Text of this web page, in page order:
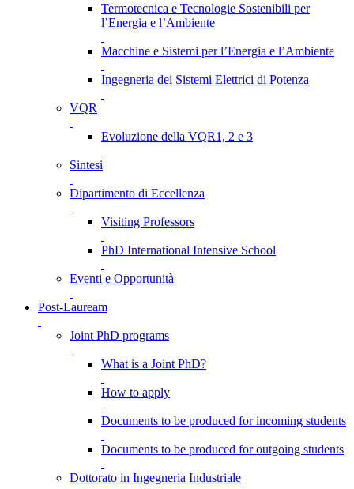
Termotecnica e Tecnologie Sostenibili per
l’Energia e l’Ambiente
Macchine e Sistemi per l’Energia e l’Ambiente
Ingegneria dei Sistemi Elettrici di Potenza
VQR
Evoluzione della VQR1, 2 e 3
Sintesi
Dipartimento di Eccellenza
Visiting Professors
PhD International Intensive School
Eventi e Opportunità
Post-Lauream
Joint PhD programs
What is a Joint PhD?
How to apply
Documents to be produced for incoming students
Documents to be produced for outgoing students
Dottorato in Ingegneria Industriale